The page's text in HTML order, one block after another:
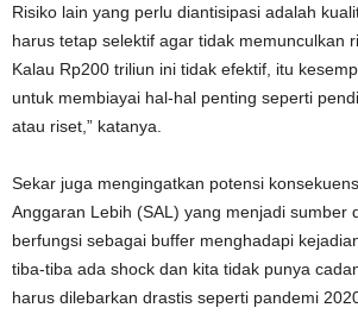
Risiko lain yang perlu diantisipasi adalah
harus tetap selektif agar tidak memunculkan
Kalau Rp200 triliun ini tidak efektif, itu
untuk membiayai hal-hal penting seperti
atau riset,” katanya.
Sekar juga mengingatkan potensi
Anggaran Lebih (SAL) yang menjadi sumber
berfungsi sebagai buffer menghadapi
tiba-tiba ada shock dan kita tidak punya
harus dilebarkan drastis seperti pandemi